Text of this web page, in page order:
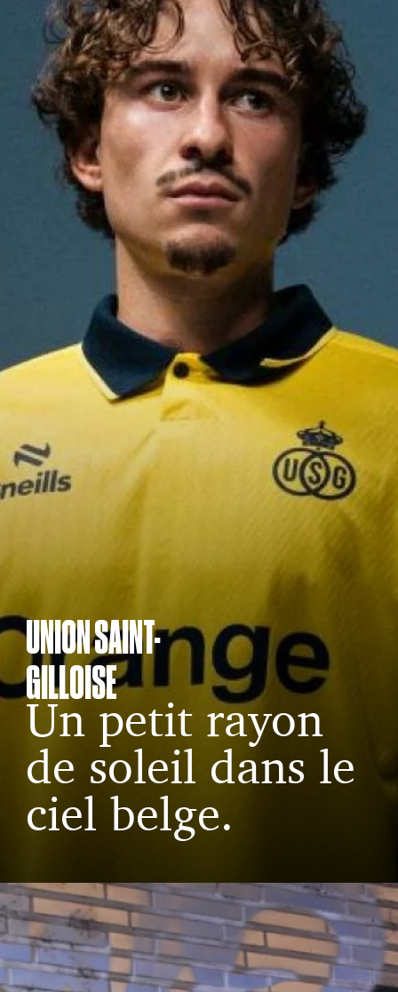
UNION SAINT-
GILLOISE
Un petit rayon
de soleil dans le
ciel belge.